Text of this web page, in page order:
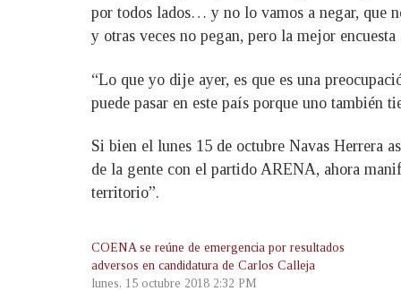
por todos lados… y no lo vamos a negar, que
y otras veces no pegan, pero la mejor
“Lo que yo dije ayer, es que es una
puede pasar en este país porque uno también
Si bien el lunes 15 de octubre Navas Herrera
de la gente con el partido ARENA, ahora
territorio”.
COENA se reúne de emergencia por resultados
adversos en candidatura de Carlos Calleja
lunes, 15 octubre 2018 2:32 PM